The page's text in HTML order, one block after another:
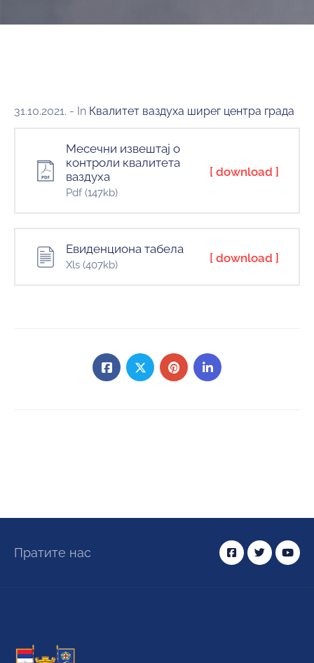
31.10.2021. - In Квалитет ваздуха ширег центра града
Месечни извештај о
контроли квалитета
ваздуха
Pdf(147kb)
[ download ]
Евиденциона табела
Xls (407kb) [ download ]
Пратите нас